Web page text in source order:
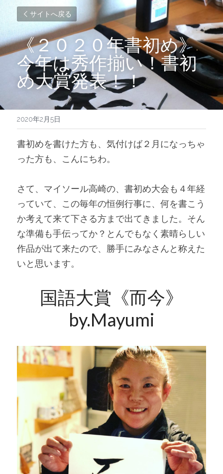
サイトへ戻る
《２０２０年書初め》
今年は秀作揃い！書初
め大賞発表！！
2020年2月5日
書初めを書けた方も、気付けば２月になっちゃ
った方も、こんにちわ。
さて、マイソール高崎の、書初め大会も４年経
っていて、この毎年の恒例行事に、何を書こう
か考えて来て下さる方まで出てきました。そん
な準備も手伝ってか？とんでもなく素晴らしい
作品が出て来たので、勝手にみなさんと称えた
いと思います。
国語大賞《而今》
by.Mayumi